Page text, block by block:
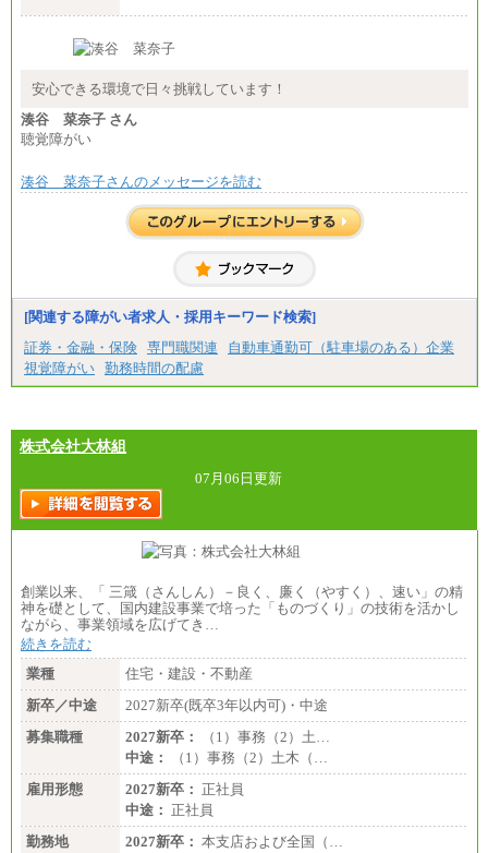
安心できる環境で日々挑戦しています！
湊谷 菜奈子 さん
聴覚障がい
湊谷 菜奈子さんのメッセージを読む
[関連する障がい者求人・採用キーワード検索]
証券・金融・保険 専門職関連
自動車通勤可（駐車場のある）企業
視覚障がい 勤務時間の配慮
株式会社大林組
07月06日更新
創業以来、「 三箴（さんしん）－良く、廉く（やすく）、速い」の精
神を礎として、国内建設事業で培った「ものづくり」の技術を活かし
ながら、事業領域を広げてき…
続きを読む
業種
住宅・建設・不動産
新卒／中途
2027新卒(既卒3年以内可)・中途
募集職種
2027新卒：
（1）事務（2）土…
中途：
（1）事務（2）土木（…
雇用形態
2027新卒： 正社員
中途： 正社員
勤務地
2027新卒： 本支店および全国（…